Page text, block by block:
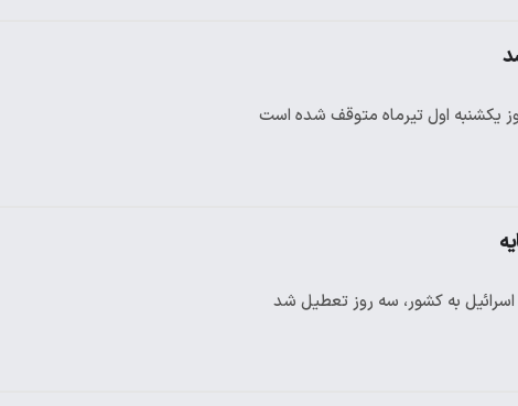
یکشنبه اول تیرماه متوقف شده است
اسرائیل به کشور، سه روز تعطیل شد